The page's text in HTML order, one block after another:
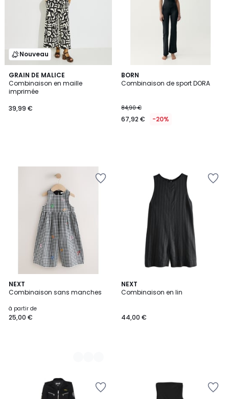
Nouveau
GRAIN DE MALICE
Combinaison en maille
imprimée
39,99 €
BORN
Combinaison de sport DORA
84,90 €
67,92 € -20%
NEXT
Combinaison sans manches
à partir de
25,00 €
4
Couleurs
NEXT
Combinaison en lin
44,00 €